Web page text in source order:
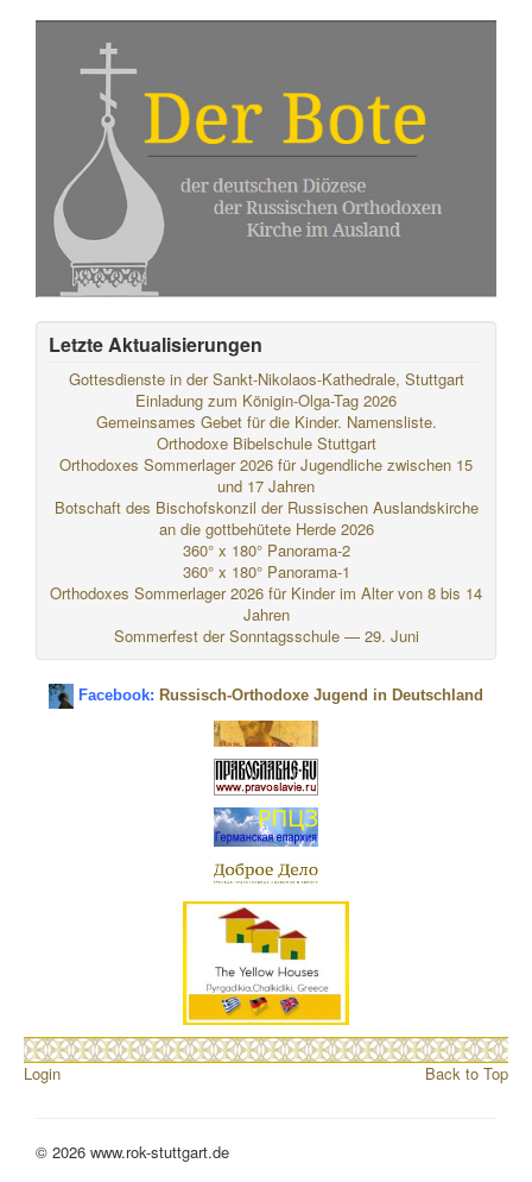
Letzte Aktualisierungen
Gottesdienste in der Sankt-Nikolaos-Kathedrale, Stuttgart
Einladung zum Königin-Olga-Tag 2026
Gemeinsames Gebet für die Kinder. Namensliste.
Orthodoxe Bibelschule Stuttgart
Orthodoxes Sommerlager 2026 für Jugendliche zwischen 15
und 17 Jahren
Botschaft des Bischofskonzil der Russischen Auslandskirche
an die gottbehütete Herde 2026
360° x 180° Panorama-2
360° x 180° Panorama-1
Orthodoxes Sommerlager 2026 für Kinder im Alter von 8 bis 14
Jahren
Sommerfest der Sonntagsschule — 29. Juni
Facebook: Russisch-Orthodoxe Jugend in Deutschland
Login Back to Top
© 2026 www.rok-stuttgart.de